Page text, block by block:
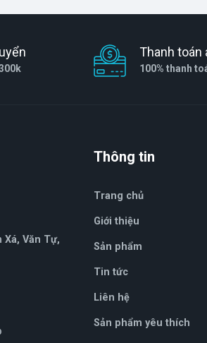
Thanh toán
100% thanh
Xá, Văn Tự,
Thông tin
Trang chủ
Giới thiệu
Sản phẩm
Tin tức
Liên hệ
Sản phẩm yêu thích